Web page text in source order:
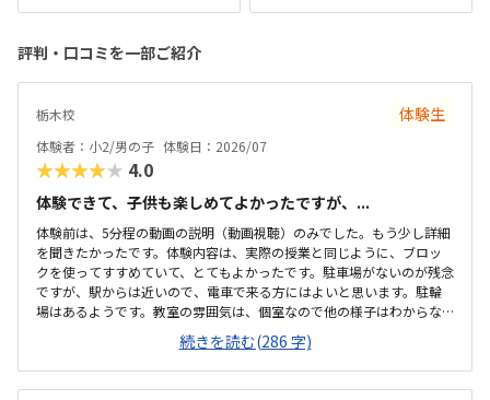
評判・口コミを一部ご紹介
栃木校 体験生
体験者：小2/男の子 体験日：2026/07
★★★★★ 4.0
体験できて、子供も楽しめてよかったですが、...
体験前は、5分程の動画の説明（動画視聴）のみでした。もう少し詳細
を聞きたかったです。体験内容は、実際の授業と同じように、ブロッ
クを使ってすすめていて、とてもよかったです。駐車場がないのが残念
ですが、駅からは近いので、電車で来る方にはよいと思います。駐輪
場はあるようです。教室の雰囲気は、個室なので他の様子はわからな
いです。いくつか部屋があるようでしたが、特に説明を受けていない
です。料金の説明はなく、資料を見たのですが、個別指導なので高く
ても仕方ないのかなと思いました。個別指導なので、子供に合わせて
対応してもらえます。80分は長いかと思いましたが、ちょうどよかっ
続きを読む(286 字)